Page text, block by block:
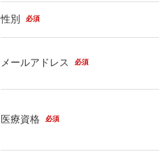
性別 必須
メールアドレス 必須
医療資格 必須